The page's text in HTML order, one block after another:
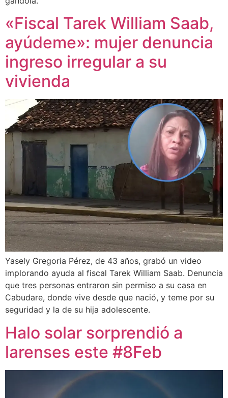
«Fiscal Tarek William Saab,
ayúdeme»: mujer denuncia
ingreso irregular a su
vivienda
Yasely Gregoria Pérez, de 43 años, grabó un video
implorando ayuda al fiscal Tarek William Saab. Denuncia
que tres personas entraron sin permiso a su casa en
Cabudare, donde vive desde que nació, y teme por su
seguridad y la de su hija adolescente.
Halo solar sorprendió a
larenses este #8Feb